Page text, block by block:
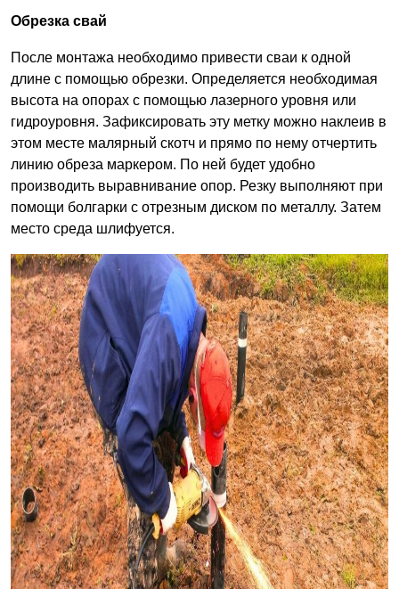
Обрезка свай
После монтажа необходимо привести сваи к одной
длине с помощью обрезки. Определяется необходимая
высота на опорах с помощью лазерного уровня или
гидроуровня. Зафиксировать эту метку можно наклеив в
этом месте малярный скотч и прямо по нему отчертить
линию обреза маркером. По ней будет удобно
производить выравнивание опор. Резку выполняют при
помощи болгарки с отрезным диском по металлу. Затем
место среда шлифуется.